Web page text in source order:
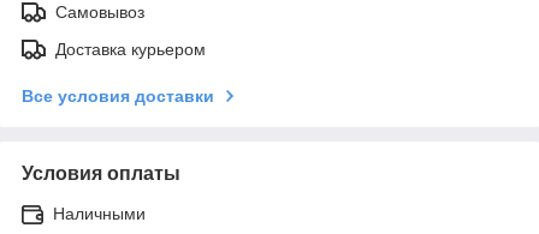
Самовывоз
Доставка курьером
Все условия доставки
Условия оплаты
Наличными